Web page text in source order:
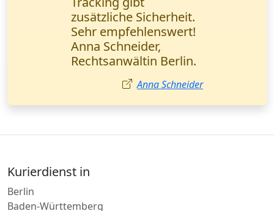
Fischer, Unternehmer /
Frankfurt am Main.
Thomas Fischer
Baden-Württemberg
Deutschland
Niedersachsen